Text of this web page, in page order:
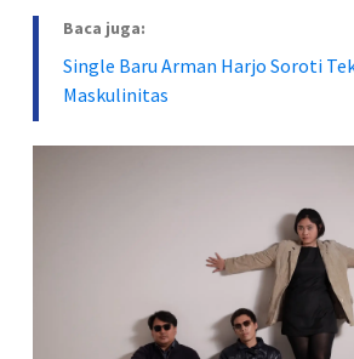
Baca juga:
Single Baru Arman Harjo Soroti
Maskulinitas